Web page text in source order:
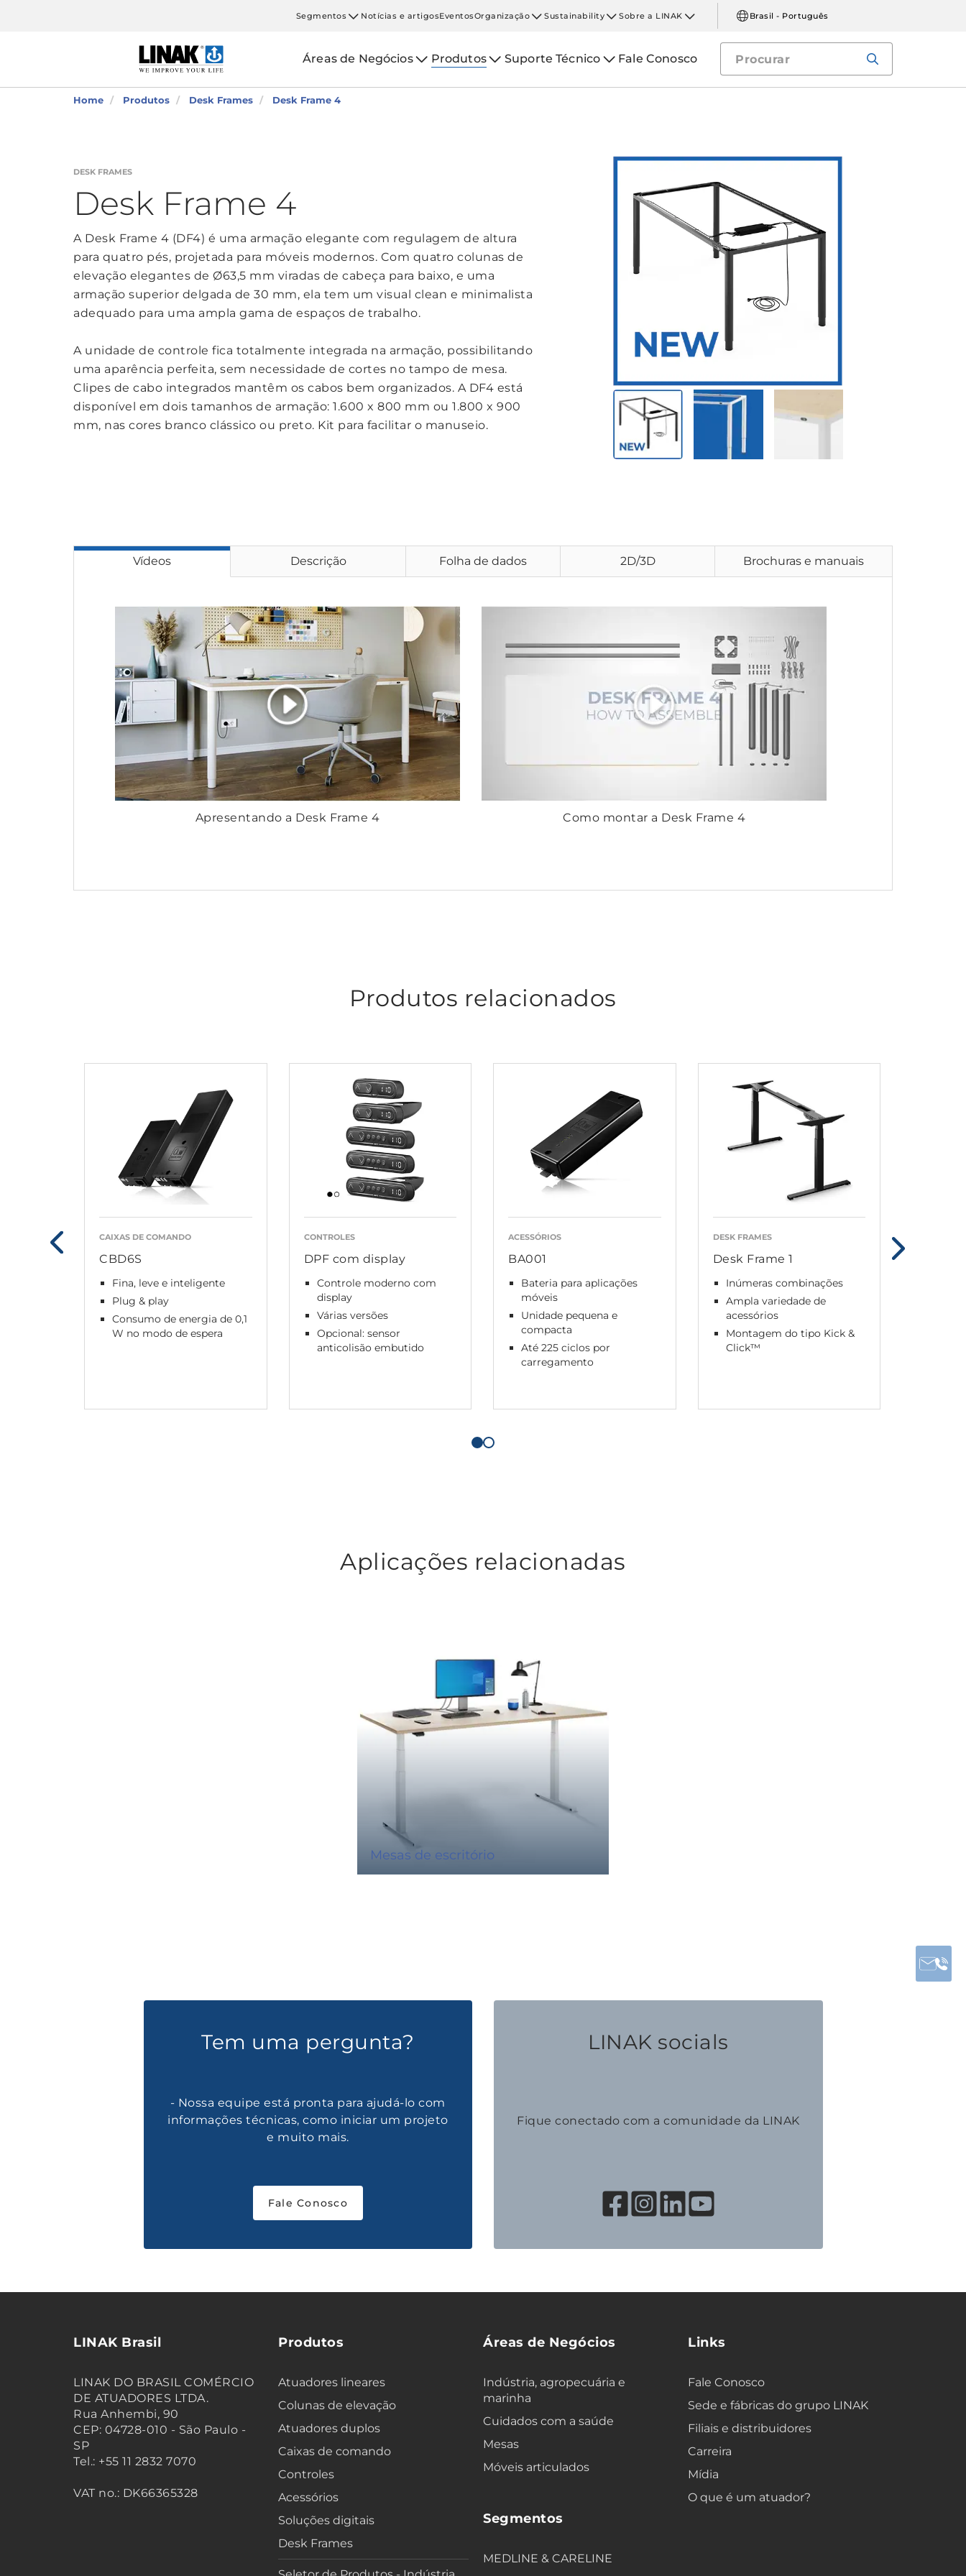
Segmentos Notícias e artigosEventosOrganização Sustainability Sobre a LINAK Brasil - Português
Áreas de Negócios Produtos Suporte Técnico Fale Conosco
Home Produtos Desk Frames Desk Frame 4
DESK FRAMES
Desk Frame 4
A Desk Frame 4 (DF4) é uma armação elegante com regulagem de altura
para quatro pés, projetada para móveis modernos. Com quatro colunas de
elevação elegantes de Ø63,5 mm viradas de cabeça para baixo, e uma
armação superior delgada de 30 mm, ela tem um visual clean e minimalista
adequado para uma ampla gama de espaços de trabalho.
A unidade de controle fica totalmente integrada na armação, possibilitando
uma aparência perfeita, sem necessidade de cortes no tampo de mesa.
Clipes de cabo integrados mantêm os cabos bem organizados. A DF4 está
disponível em dois tamanhos de armação: 1.600 x 800 mm ou 1.800 x 900
mm, nas cores branco clássico ou preto. Kit para facilitar o manuseio.
Vídeos Descrição Folha de dados 2D/3D Brochuras e manuais
Apresentando a Desk Frame 4 Como montar a Desk Frame 4
Produtos relacionados
CAIXAS DE COMANDO
CBD6S
Fina, leve e inteligente
Plug & play
Consumo de energia de 0,1
W no modo de espera
CONTROLES
DPF com display
Controle moderno com
display
Várias versões
Opcional: sensor
anticolisão embutido
ACESSÓRIOS
BA001
Bateria para aplicações
móveis
Unidade pequena e
compacta
Até 225 ciclos por
carregamento
DESK FRAMES
Desk Frame 1
Inúmeras combinações
Ampla variedade de
acessórios
Montagem do tipo Kick &
Click™
Aplicações relacionadas
Mesas de escritório
Tem uma pergunta?
- Nossa equipe está pronta para ajudá-lo com
informações técnicas, como iniciar um projeto
e muito mais.
Fale Conosco
LINAK socials
Fique conectado com a comunidade da LINAK
LINAK Brasil
LINAK DO BRASIL COMÉRCIO
DE ATUADORES LTDA.
Rua Anhembi, 90
CEP: 04728-010 - São Paulo -
SP
Tel.: +55 11 2832 7070
VAT no.: DK66365328
Produtos
Atuadores lineares
Colunas de elevação
Atuadores duplos
Caixas de comando
Controles
Acessórios
Soluções digitais
Desk Frames
Áreas de Negócios
Indústria, agropecuária e
marinha
Cuidados com a saúde
Mesas
Móveis articulados
Segmentos
MEDLINE & CARELINE
Links
Fale Conosco
Sede e fábricas do grupo LINAK
Filiais e distribuidores
Carreira
Mídia
O que é um atuador?